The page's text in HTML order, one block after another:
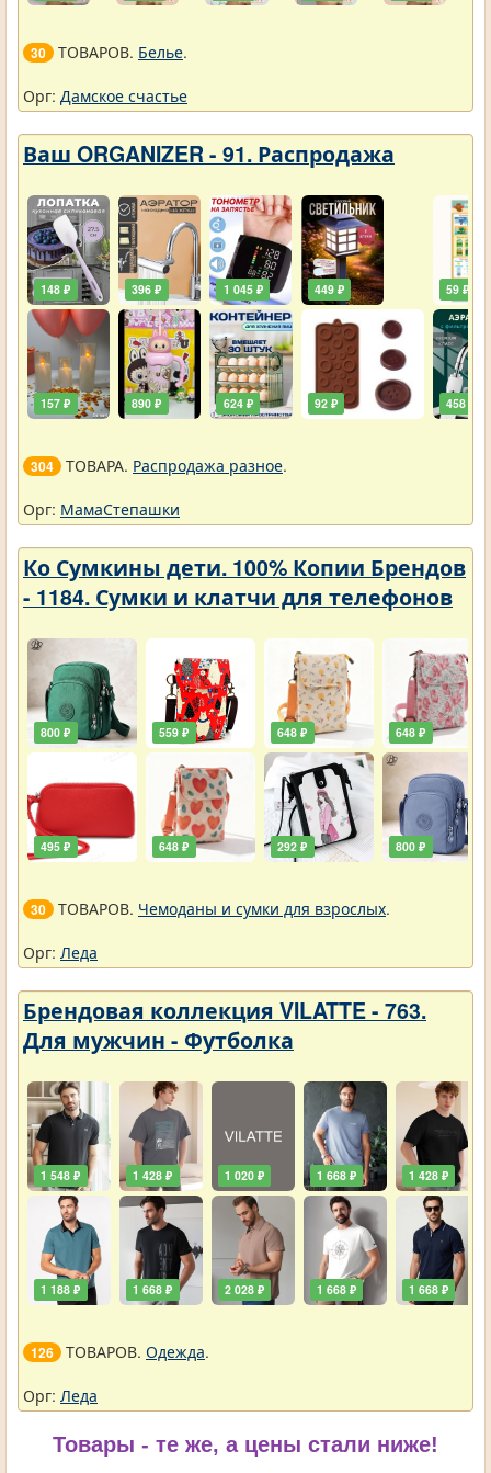
30 ТОВАРОВ. Белье.
Орг: Дамское счастье
Ваш ORGANIZER - 91. Распродажа
148 ₽
157 ₽
396 ₽
890 ₽
1 045 ₽
624 ₽
449 ₽
92 ₽
59 ₽
458 ₽
304 ТОВАРА. Распродажа разное.
Орг: МамаСтепашки
Ко Сумкины дети. 100% Копии Брендов
- 1184. Сумки и клатчи для телефонов
800 ₽
495 ₽
559 ₽
648 ₽
648 ₽
292 ₽
648 ₽
800 ₽
30 ТОВАРОВ. Чемоданы и сумки для взрослых.
Орг: Леда
Брендовая коллекция VILATTE - 763.
Для мужчин - Футболка
1 548 ₽
1 188 ₽
1 428 ₽
1 668 ₽
1 020 ₽
2 028 ₽
1 668 ₽
1 668 ₽
1 428 ₽
1 668 ₽
126 ТОВАРОВ. Одежда.
Орг: Леда
Товары - те же, а цены стали ниже!